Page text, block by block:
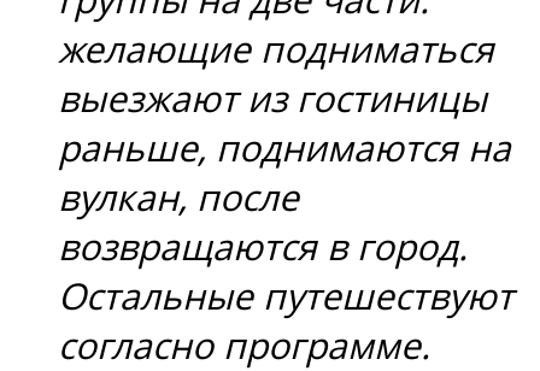
желающие подниматься
выезжают из гостиницы
раньше, поднимаются на
вулкан, после
возвращаются в город.
Остальные путешествуют
согласно программе.